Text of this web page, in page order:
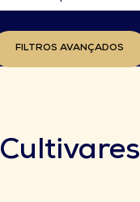
FILTROS AVANÇADOS
Cultivares